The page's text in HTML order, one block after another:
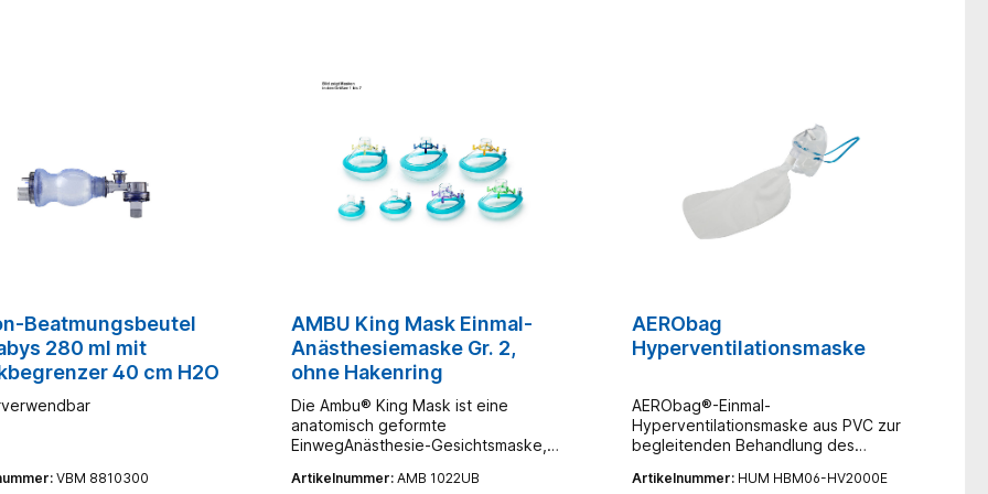
Beatmungsbeutel
280 ml mit
40 cm H2O
VBM 8810300
AMBU King Mask Einmal-
Anästhesiemaske Gr. 2,
ohne Hakenring
Die Ambu® King Mask ist eine
anatomisch geformte
EinwegAnästhesie-Gesichtsmaske,
Gesichtsanatomie bei minimalem
Artikelnummer: AMB 1022UB
AERObag
Hyperventilationsmaske
AERObag®-Einmal-
Hyperventilationsmaske aus PVC zur
begleitenden Behandlung des
OptimaleTherapie durch
Artikelnummer: HUM HBM06-HV2000E